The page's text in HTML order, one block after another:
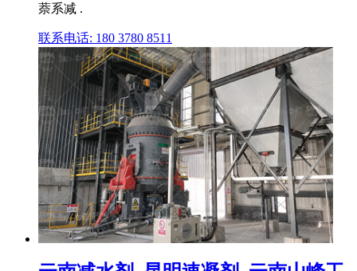
萘系减 .
联系电话: 180 3780 8511